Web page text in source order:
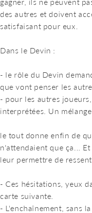
des autres et doivent
satisfaisant pour eux.
Dans le Devin :
- le rôle du Devin
que vont penser les
- pour les autres
interprétées. Un
le tout donne enfin de
n'attendaient que ça...
leur permettre de
- Ces hésitations, yeux
carte suivante.
- L'enchaînement, sans